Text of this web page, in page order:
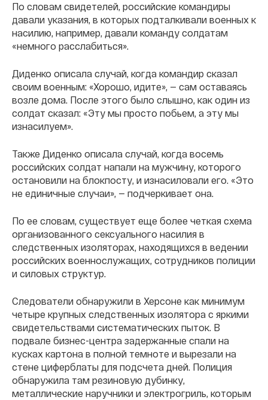
По словам свидетелей, российские командиры
давали указания, в которых подталкивали военных к
насилию, например, давали команду солдатам
«немного расслабиться».
Диденко описала случай, когда командир сказал
своим военным: «Хорошо, идите», — сам оставаясь
возле дома. После этого было слышно, как один из
солдат сказал: «Эту мы просто побьем, а эту мы
изнасилуем».
Также Диденко описала случай, когда восемь
российских солдат напали на мужчину, которого
остановили на блокпосту, и изнасиловали его. «Это
не единичные случаи», — подчеркивает она.
По ее словам, существует еще более четкая схема
организованного сексуального насилия в
следственных изоляторах, находящихся в ведении
российских военнослужащих, сотрудников полиции
и силовых структур.
Следователи обнаружили в Херсоне как минимум
четыре крупных следственных изолятора с яркими
свидетельствами систематических пыток. В
подвале бизнес-центра задержанные спали на
кусках картона в полной темноте и вырезали на
стене циферблаты для подсчета дней. Полиция
обнаружила там резиновую дубинку,
металлические наручники и электрогриль, которым